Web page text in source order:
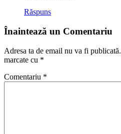
Răspuns
Înaintează un Comentariu
Adresa ta de email nu va fi publicată.
marcate cu *
Comentariu *